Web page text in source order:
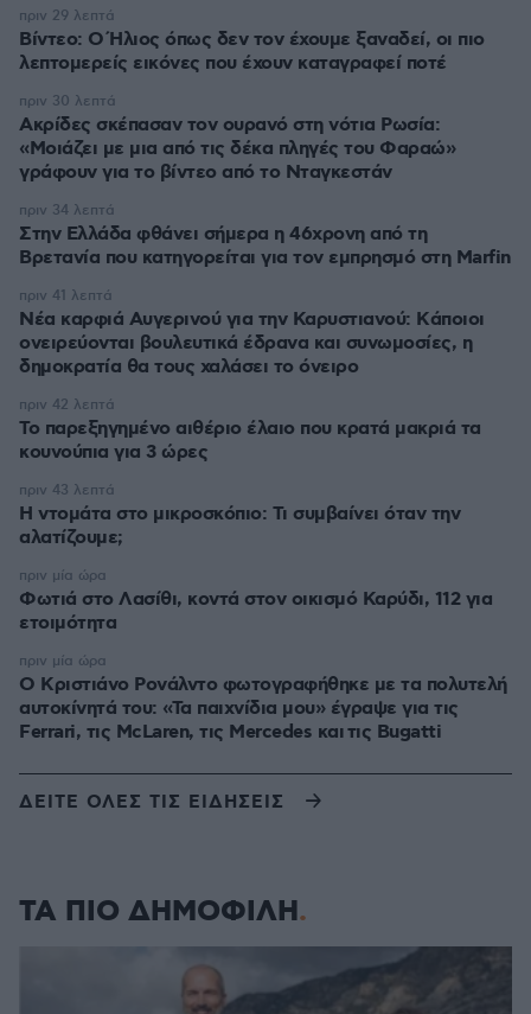
Βίντεο: Ο Ήλιος όπως δεν τον έχουμε ξαναδεί, οι πιο
λεπτομερείς εικόνες που έχουν καταγραφεί ποτέ
πριν 29 λεπτά
Ακρίδες σκέπασαν τον ουρανό στη νότια Ρωσία:
«Μοιάζει με μια από τις δέκα πληγές του Φαραώ»
γράφουν για το βίντεο από το Νταγκεστάν
πριν 30 λεπτά
Στην Ελλάδα φθάνει σήμερα η 46χρονη από τη
Βρετανία που κατηγορείται για τον εμπρησμό στη Marfin
πριν 34 λεπτά
Νέα καρφιά Αυγερινού για την Καρυστιανού: Kάποιοι
ονειρεύονται βουλευτικά έδρανα και συνωμοσίες, η
δημοκρατία θα τους χαλάσει το όνειρο
πριν 41 λεπτά
Το παρεξηγημένο αιθέριο έλαιο που κρατά μακριά τα
κουνούπια για 3 ώρες
πριν 42 λεπτά
Η ντομάτα στο μικροσκόπιο: Τι συμβαίνει όταν την
αλατίζουμε;
πριν 43 λεπτά
Φωτιά στο Λασίθι, κοντά στον οικισμό Καρύδι, 112 για
ετοιμότητα
πριν μία ώρα
Ο Κριστιάνο Ρονάλντο φωτογραφήθηκε με τα πολυτελή
αυτοκίνητά του: «Τα παιχνίδια μου» έγραψε για τις
Ferrari, τις McLaren, τις Mercedes και τις Bugatti
πριν μία ώρα
ΔΕΙΤΕ ΟΛΕΣ ΤΙΣ ΕΙΔΗΣΕΙΣ
ΤΑ ΠΙΟ ΔΗΜΟΦΙΛΗ